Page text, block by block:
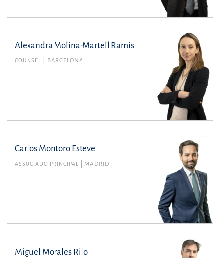
Alexandra Molina-Martell Ramis
COUNSEL BARCELONA
Carlos Montoro Esteve
ASSOCIADO PRINCIPAL MADRID
Miguel Morales Rilo